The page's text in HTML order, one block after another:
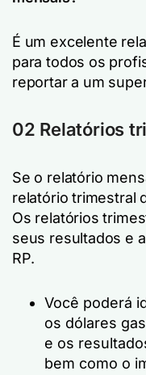
É um excelente
para todos os
reportar a um
02 Relatórios
Se o relatório
relatório trimestral
Os relatórios
seus resultados e
RP.
Você poderá
os dólares
e os
bem como o